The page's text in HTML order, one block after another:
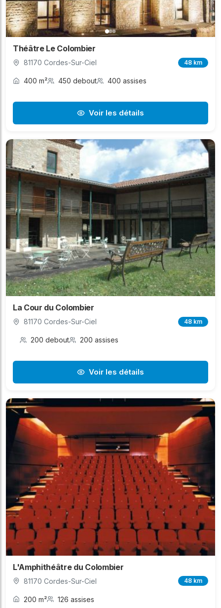
Théâtre Le Colombier
81170 Cordes-Sur-Ciel 48 km
400 m² 450 debout 400 assises
Voir les détails
La Cour du Colombier
81170 Cordes-Sur-Ciel 48 km
200 debout 200 assises
Voir les détails
L'Amphithéâtre du Colombier
81170 Cordes-Sur-Ciel 48 km
200 m² 126 assises